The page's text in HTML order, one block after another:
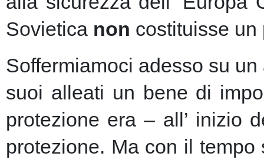
Sovietica non costituisse un
Soffermiamoci adesso su
suoi alleati un bene di
protezione era – all’ inizio
protezione. Ma con il tempo